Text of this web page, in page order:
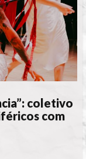
coletivo
com